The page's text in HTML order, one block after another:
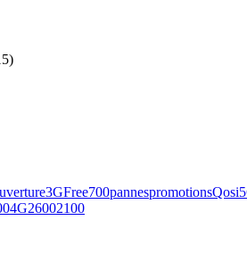
3GFree700pannespromotionsQosi
4G26002100